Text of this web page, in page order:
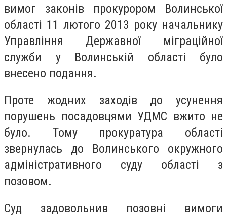
вимог законів прокурором Волинської
області 11 лютого 2013 року начальнику
Управління Державної міграційної
служби у Волинській області було
внесено подання.
Проте жодних заходів до усунення
порушень посадовцями УДМС вжито не
було. Тому прокуратура області
звернулась до Волинського окружного
адміністративного суду області з
позовом.
Суд задовольнив позовні вимоги